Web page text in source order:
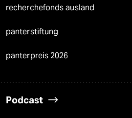
recherchefonds ausland
panterstiftung
panterpreis 2026
Podcast